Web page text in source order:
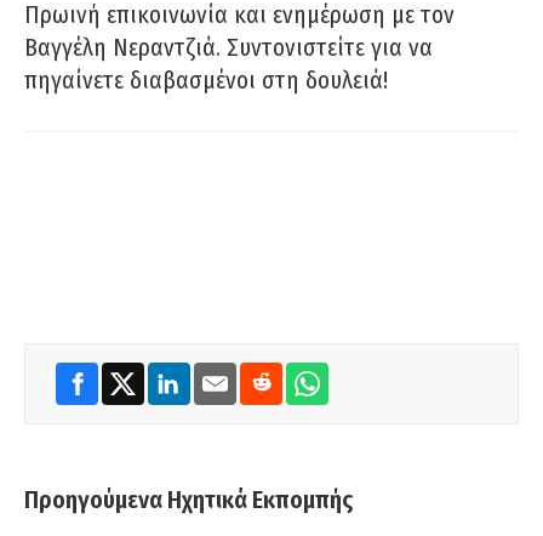
Πρωινή επικοινωνία και ενημέρωση με τον
Βαγγέλη Νεραντζιά. Συντονιστείτε για να
πηγαίνετε διαβασμένοι στη δουλειά!
Προηγούμενα Ηχητικά Εκπομπής